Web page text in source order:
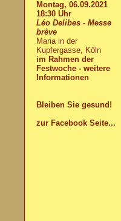
Montag, 06.09.2021
18:30 Uhr
Léo Delibes - Messe
brève
Maria in der
Kupfergasse, Köln
im Rahmen der
Festwoche - weitere
Informationen
Bleiben Sie gesund!
zur Facebook Seite...